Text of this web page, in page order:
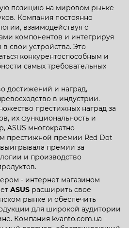
позицию на мировом рынке
Компания постоянно
взаимодействуя с
компонентов и интегрируя
свои устройства. Это
конкурентоспособным и
самых требовательных
достижений и наград,
в индустрии.
престижных наград за
их функциональность и
ASUS многократно
престижной премии Red Dot
премии за
и производство
- интернет магазином
ASUS расширить свое
рынке и обеспечить
для широкой аудитории
Компания kvanto.com.ua –